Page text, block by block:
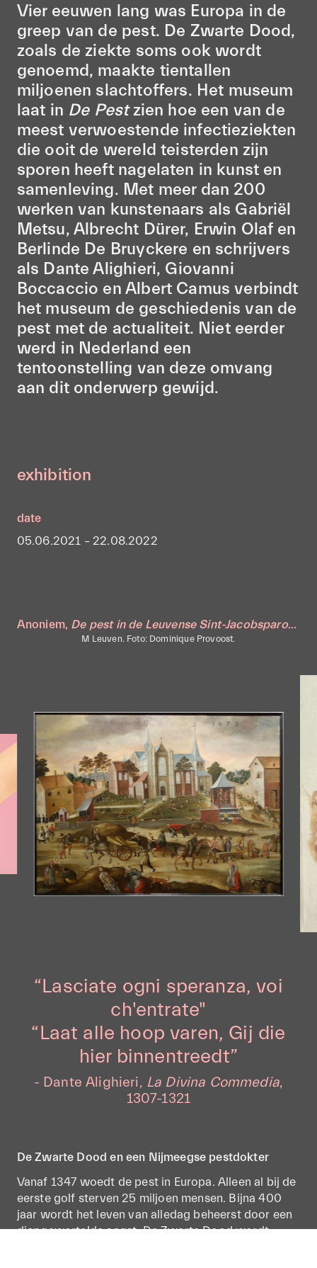
Vier eeuwen lang was Europa in de
greep van de pest. De Zwarte Dood,
zoals de ziekte soms ook wordt
genoemd, maakte tientallen
miljoenen slachtoffers. Het museum
laat in De Pestzien hoe een van de
meest verwoestende infectieziekten
die ooit de wereld teisterden zijn
sporen heeft nagelaten in kunst en
samenleving. Met meer dan 200
werken van kunstenaars als Gabriël
Metsu, Albrecht Dürer, Erwin Olaf en
Berlinde De Bruyckere en schrijvers
als Dante Alighieri, Giovanni
Boccaccio en Albert Camus verbindt
het museum de geschiedenis van de
pest met de actualiteit. Niet eerder
werd in Nederland een
tentoonstelling van deze omvang
aan dit onderwerp gewijd.
exhibition
date
05.06.2021 – 22.08.2022
Anoniem, De pest in de Leuvense Sint-Jacobsparochie in 1578 Leuven
M Leuven. Foto: Dominique Provoost.
“Lasciate ogni speranza, voi
ch'entrate"
“Laat alle hoop varen, Gij die
hier binnentreedt”
- Dante Alighieri, La Divina Commedia,
1307-1321
De Zwarte Dood en een Nijmeegse pestdokter
Vanaf 1347 woedt de pest in Europa. Alleen al bij de
eerste golf sterven 25 miljoen mensen. Bijna 400
jaar wordt het leven van alledag beheerst door een
diepgewortelde angst. De Zwarte Dood wordt